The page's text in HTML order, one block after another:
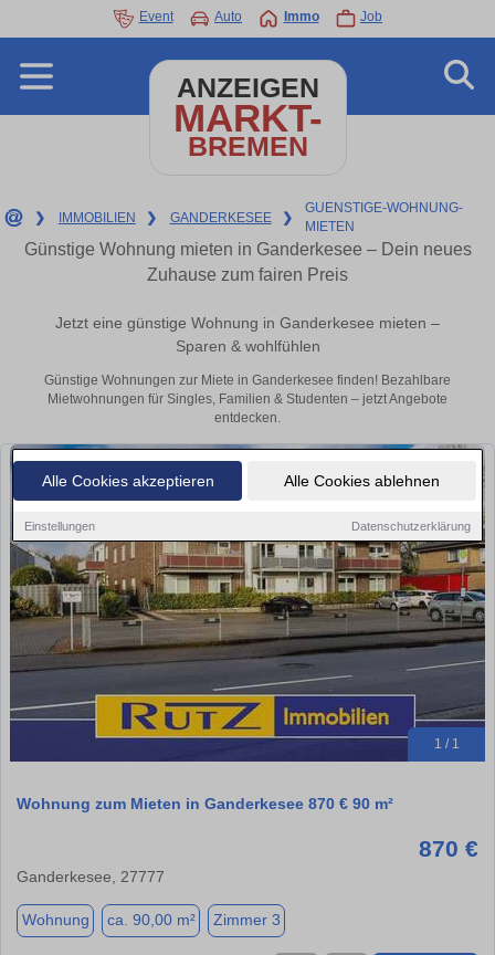
Alle Cookies akzeptieren Alle Cookies ablehnen
Einstellungen Datenschutzerklärung
Event Auto Immo Job
ANZEIGEN
MARKT-
BREMEN
❯ IMMOBILIEN ❯ GANDERKESEE ❯
GUENSTIGE-WOHNUNG-
MIETEN
Günstige Wohnung mieten in Ganderkesee – Dein neues
Zuhause zum fairen Preis
Jetzt eine günstige Wohnung in Ganderkesee mieten –
Sparen & wohlfühlen
Günstige Wohnungen zur Miete in Ganderkesee finden! Bezahlbare
Mietwohnungen für Singles, Familien & Studenten – jetzt Angebote
entdecken.
1 / 1
Wohnung zum Mieten in Ganderkesee 870 € 90 m²
870 €
Ganderkesee, 27777
Wohnung ca. 90,00 m² Zimmer 3